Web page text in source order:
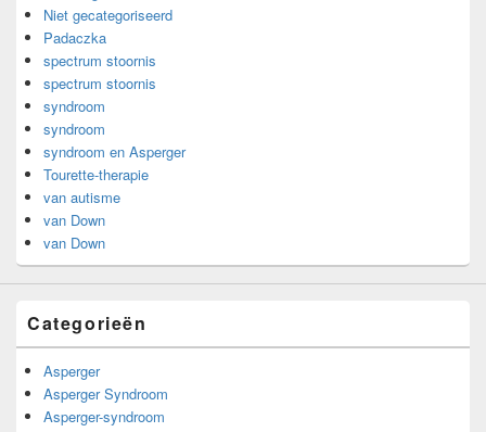
Niet gecategoriseerd
Padaczka
spectrum stoornis
spectrum stoornis
syndroom
syndroom
syndroom en Asperger
Tourette-therapie
van autisme
van Down
van Down
Categorieën
Asperger
Asperger Syndroom
Asperger-syndroom